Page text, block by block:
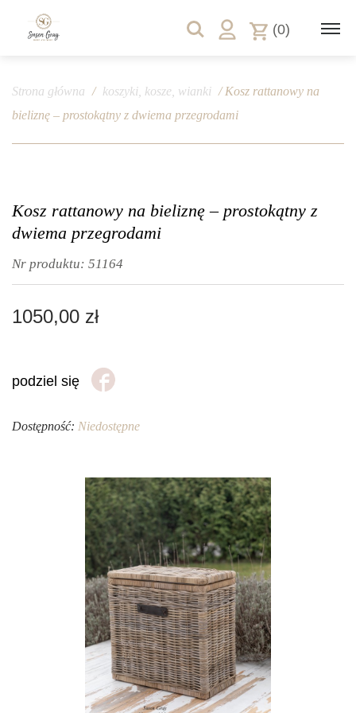
(0)
Strona główna / koszyki, kosze, wianki / Kosz rattanowy na
bieliznę – prostokątny z dwiema przegrodami
Kosz rattanowy na bieliznę – prostokątny z
dwiema przegrodami
Nr produktu: 51164
1050,00 zł
podziel się
Dostępność: Niedostępne